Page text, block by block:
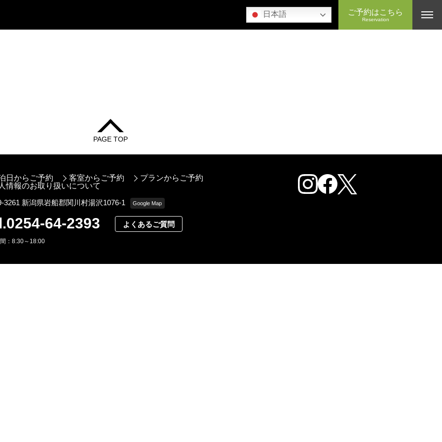
日本語 ご予約はこちら
Reservation
PAGE TOP
日からご予約 客室からご予約
プランからご予約
情報のお取り扱いについて
3261 新潟県岩船郡関川村湯沢1076-1
Google Map
64-2393
：8:30～18:00
よくあるご質問